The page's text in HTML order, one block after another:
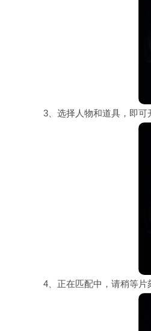
3、选择人物和道具，即可
4、正在匹配中，请稍等片